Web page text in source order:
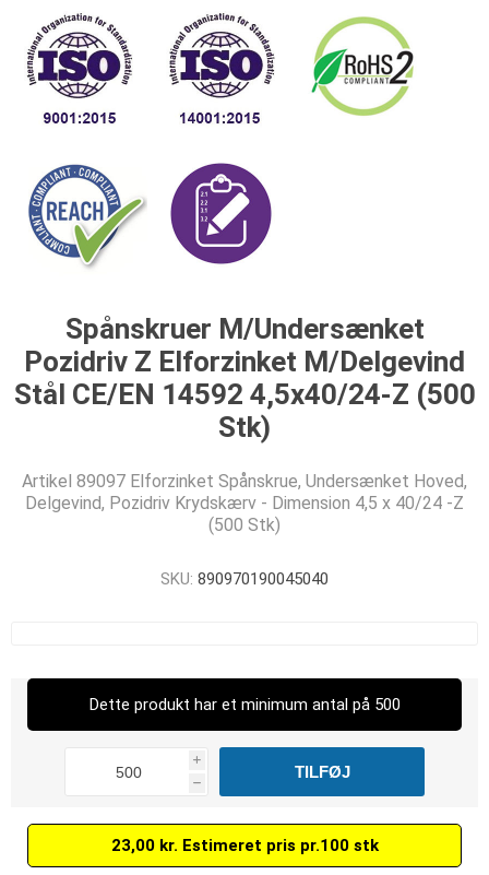
Spånskruer M/Undersænket
Pozidriv Z Elforzinket M/Delgevind
Stål CE/EN 14592 4,5x40/24-Z (500
Stk)
Artikel 89097 Elforzinket Spånskrue, Undersænket Hoved,
Delgevind, Pozidriv Krydskærv - Dimension 4,5 x 40/24 -Z
(500 Stk)
SKU: 890970190045040
Dette produkt har et minimum antal på 500
i
h
23,00 kr. Estimeret pris pr.100 stk